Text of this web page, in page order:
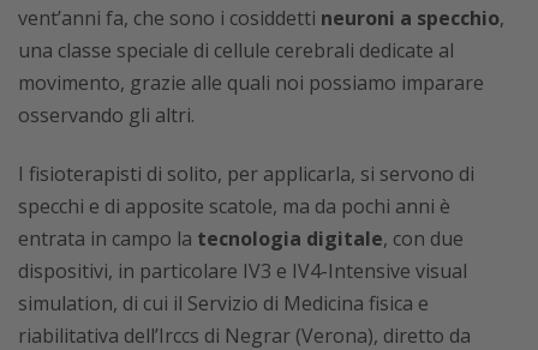
vent’anni fa, che sono i cosiddetti neuroni a specchio,
una classe speciale di cellule cerebrali dedicate al
movimento, grazie alle quali noi possiamo imparare
osservando gli altri.
I fisioterapisti di solito, per applicarla, si servono di
specchi e di apposite scatole, ma da pochi anni è
entrata in campo la tecnologia digitale, con due
dispositivi, in particolare IV3 e IV4-Intensive visual
simulation, di cui il Servizio di Medicina fisica e
riabilitativa dell’Irccs di Negrar (Verona), diretto da